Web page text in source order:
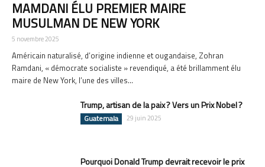
MAMDANI ÉLU PREMIER MAIRE
MUSULMAN DE NEW YORK
5 novembre 2025
Américain naturalisé, d’origine indienne et ougandaise, Zohran
Ramdani, « démocrate socialiste » revendiqué, a été brillamment élu
maire de New York, l’une des villes...
Trump, artisan de la paix ? Vers un Prix Nobel ?
Guatemala 29 juin 2025
Pourquoi Donald Trump devrait recevoir le prix